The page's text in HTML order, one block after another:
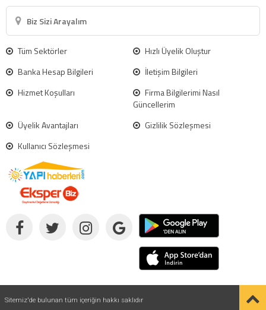
Biz Sizi Arayalım
Tüm Sektörler
Hızlı Üyelik Oluştur
Banka Hesap Bilgileri
İletişim Bilgileri
Hizmet Koşulları
Firma Bilgilerimi Nasıl
Güncellerim
Üyelik Avantajları
Gizlilik Sözleşmesi
Kullanıcı Sözleşmesi
Sitemiz'de bulunan tüm içeriğin hakkı saklıdır